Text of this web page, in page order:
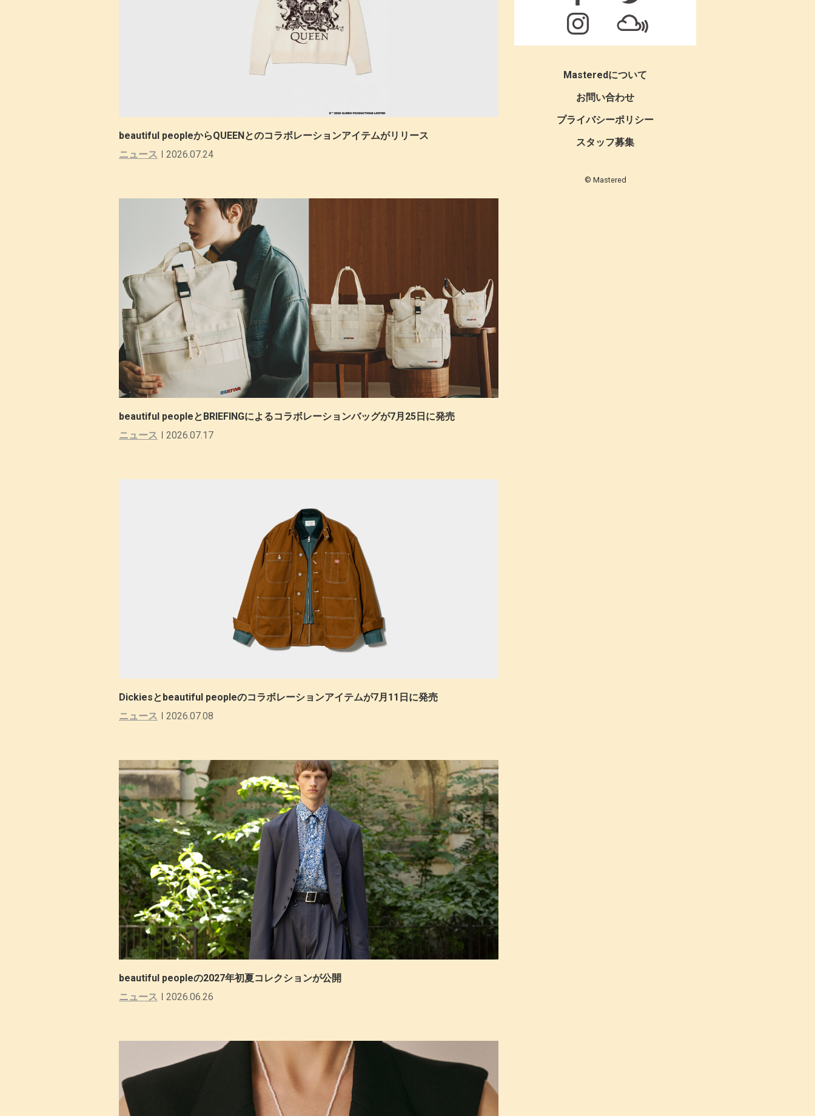
beautiful peopleからQUEENとのコラボレーションアイテムがリリース
ニュース
2026.07.24
beautiful peopleとBRIEFINGによるコラボレーションバッグが7月25日に発売
ニュース
2026.07.17
Dickiesとbeautiful peopleのコラボレーションアイテムが7月11日に発売
ニュース
2026.07.08
beautiful peopleの2027年初夏コレクションが公開
ニュース
2026.06.26
Masteredについて
お問い合わせ
プライバシーポリシー
スタッフ募集
© Mastered